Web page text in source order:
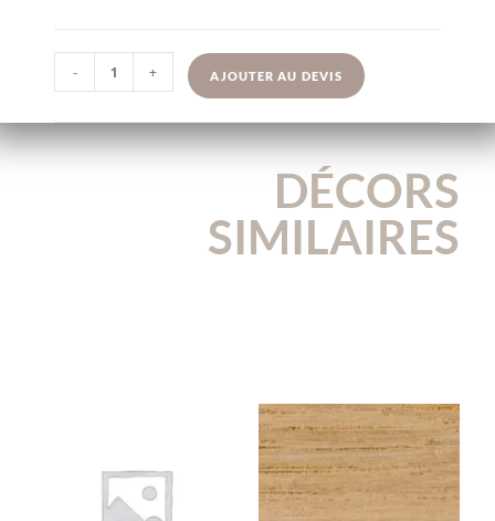
- + AJOUTER AU DEVIS
DÉCORS
SIMILAIRES